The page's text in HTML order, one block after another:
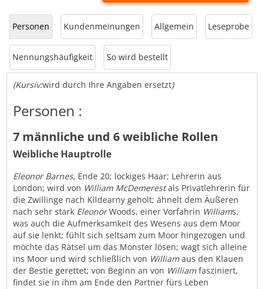
Personen Kundenmeinungen Allgemein Leseprobe
Nennungshäufigkeit So wird bestellt
(Kursiv:wird durch Ihre Angaben ersetzt)
Personen :
7 männliche und 6 weibliche Rollen
Weibliche Hauptrolle
Eleonor Barnes, Ende 20; lockiges Haar; Lehrerin aus
London; wird von William McDemerestals Privatlehrerin für
die Zwillinge nach Kildearny geholt; ähnelt dem Äußeren
nach sehr stark EleonorWoods, einer Vorfahrin Williams,
was auch die Aufmerksamkeit des Wesens aus dem Moor
auf sie lenkt; fühlt sich seltsam zum Moor hingezogen und
möchte das Rätsel um das Monster lösen; wagt sich alleine
ins Moor und wird schließlich von Williamaus den Klauen
der Bestie gerettet; von Beginn an von Williamfasziniert,
findet sie in ihm am Ende den Partner fürs Leben